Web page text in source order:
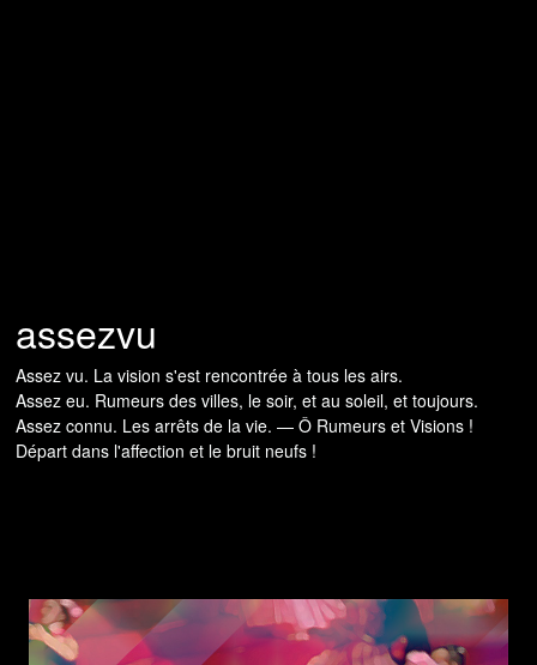
assezvu
Assez vu. La vision s'est rencontrée à tous les airs.
Assez eu. Rumeurs des villes, le soir, et au soleil, et toujours.
Assez connu. Les arrêts de la vie. — Ô Rumeurs et Visions !
Départ dans l'affection et le bruit neufs !